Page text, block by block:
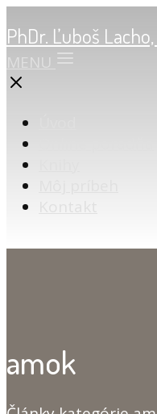
PhDr. Ľuboš
MENU
amok